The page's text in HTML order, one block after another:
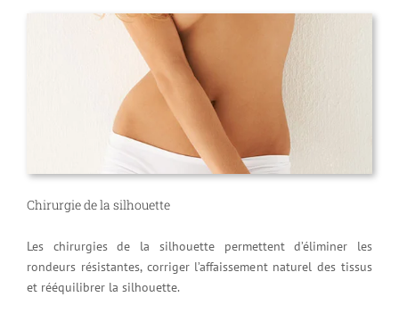
Chirurgie de la silhouette
Les chirurgies de la silhouette permettent d’éliminer les
rondeurs résistantes, corriger l’affaissement naturel des tissus
et rééquilibrer la silhouette.